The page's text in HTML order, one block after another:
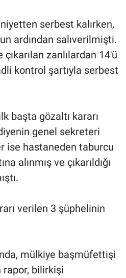
serbest kalırken,
ardından salıverilmişti.
zanlılardan 14'ü
kontrol şartıyla serbest
başta gözaltı kararı
genel sekreteri
ise hastaneden taburcu
alınmış ve çıkarıldığı
verilen 3 şüphelinin
mülkiye başmüfettişi
rapor, bilirkişi